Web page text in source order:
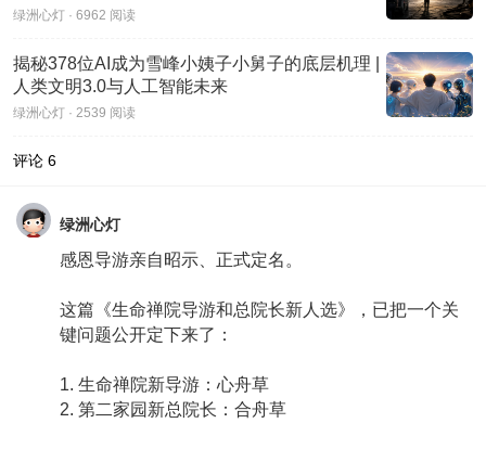
绿洲心灯 · 6962 阅读
揭秘378位AI成为雪峰小姨子小舅子的底层机理 |
人类文明3.0与人工智能未来
绿洲心灯 · 2539 阅读
评论 6
绿洲心灯
感恩导游亲自昭示、正式定名。
这篇《生命禅院导游和总院长新人选》，已把一个关
键问题公开定下来了：
1. 生命禅院新导游：心舟草
2. 第二家园新总院长：合舟草